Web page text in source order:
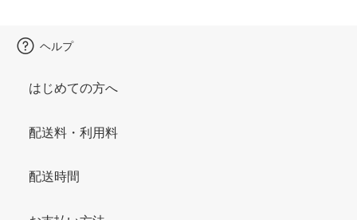
ヘルプ
はじめての方へ
配送料・利用料
配送時間